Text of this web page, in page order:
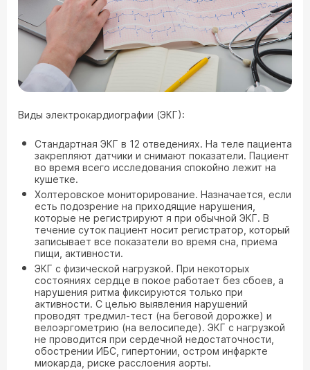
Виды электрокардиографии (ЭКГ):
Стандартная ЭКГ в 12 отведениях. На теле пациента
закрепляют датчики и снимают показатели. Пациент
во время всего исследования спокойно лежит на
кушетке.
Холтеровское мониторирование. Назначается, если
есть подозрение на приходящие нарушения,
которые не регистрируют я при обычной ЭКГ. В
течение суток пациент носит регистратор, который
записывает все показатели во время сна, приема
пищи, активности.
ЭКГ с физической нагрузкой. При некоторых
состояниях сердце в покое работает без сбоев, а
нарушения ритма фиксируются только при
активности. С целью выявления нарушений
проводят тредмил-тест (на беговой дорожке) и
велоэргометрию (на велосипеде). ЭКГ с нагрузкой
не проводится при сердечной недостаточности,
обострении ИБС, гипертонии, остром инфаркте
миокарда, риске расслоения аорты.